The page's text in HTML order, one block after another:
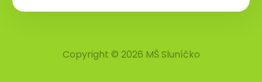
Copyright © 2026 MŠ Sluníčko